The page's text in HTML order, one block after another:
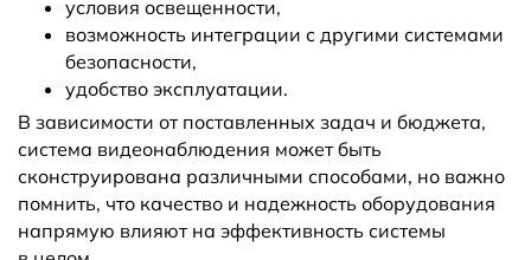
условия освещенности,
возможность интеграции с другими системами
безопасности,
удобство эксплуатации.
В зависимости от поставленных задач и бюджета,
система видеонаблюдения может быть
сконструирована различными способами, но важно
помнить, что качество и надежность оборудования
напрямую влияют на эффективность системы